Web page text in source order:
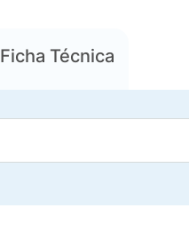
Ficha Técnica